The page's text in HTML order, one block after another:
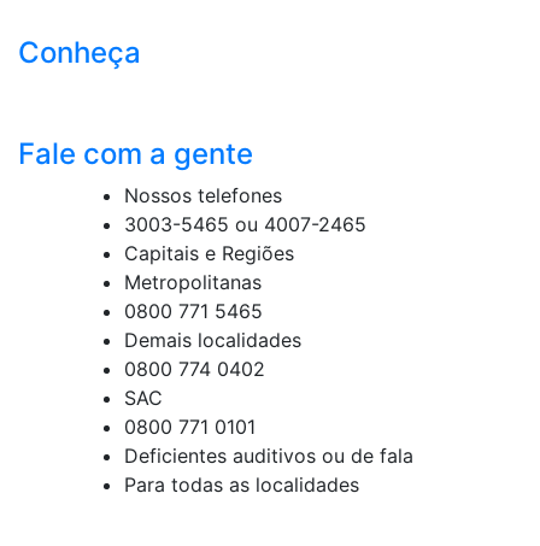
Conheça
Fale com a gente
Nossos telefones
3003-5465 ou 4007-2465
Capitais e Regiões
Metropolitanas
0800 771 5465
Demais localidades
0800 774 0402
SAC
0800 771 0101
Deficientes auditivos ou de fala
Para todas as localidades